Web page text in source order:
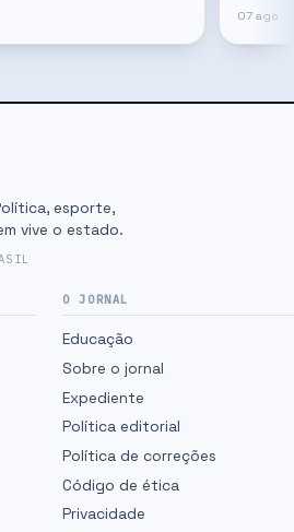
07 ago
esporte,
vive o estado.
O JORNAL
Educação
Sobre o jornal
Expediente
Política editorial
Política de correções
Código de ética
Privacidade